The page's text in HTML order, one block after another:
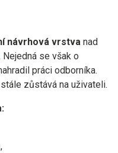
návrhová vrstva nad
. Nejedná se však o
práci odborníka.
zůstává na uživateli.